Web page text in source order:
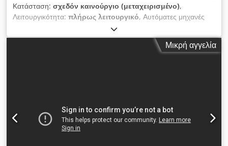
Κατάσταση: σχεδόν καινούργιο (μεταχειρισμένο),
Λειτουργικότητα: πλήρως λειτουργικό, Αυτόματες μηχανές
κοπής γόμφων μοντέλο BALESTRINI PICO μεταχειρισμένο
μηχάνημα τάση: 380/50 Μηχάνημα για την κατασκευή μερών
καρεκλών, καναπέδων, πολυθρόνων, επίπλων κ.λπ. μεΜικρή αγγελία